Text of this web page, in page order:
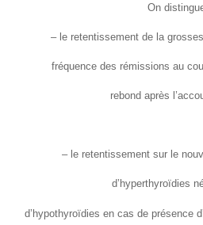
On
– le retentissement de la
fréquence des rémissions au
rebond après
– le retentissement sur le
d’hyperthyroïdies
d’hypothyroïdies en cas de présence